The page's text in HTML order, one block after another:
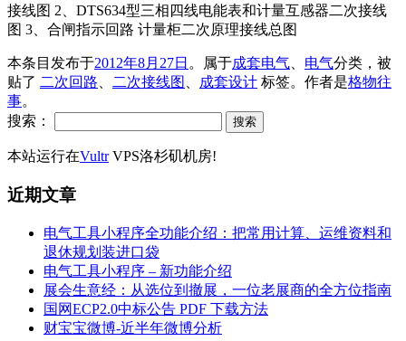
接线图 2、DTS634型三相四线电能表和计量互感器二次接线
图 3、合闸指示回路 计量柜二次原理接线总图
本条目发布于2012年8月27日 。属于成套电气 电气分类，被
贴了 二次回路 二次接线图 成套设计 标签。 作者是格物往
事。
搜索：
本站运行在VultrVPS洛杉矶机房!
近期文章
电气工具小程序全功能介绍：把常用计算、运维资料和
退休规划装进口袋
电气工具小程序 – 新功能介绍
展会生意经：从选位到撤展，一位老展商的全方位指南
国网ECP2.0中标公告 PDF 下载方法
财宝宝微博-近半年微博分析